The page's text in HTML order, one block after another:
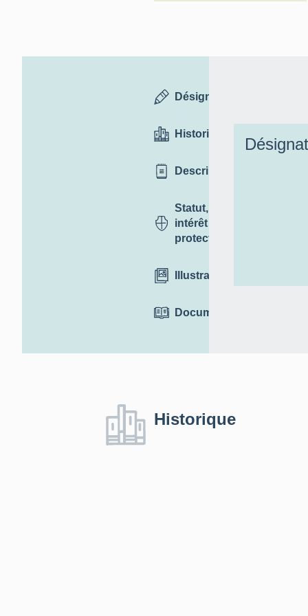
Désignation
Historique
Description
Statut,
intérêt et
protection
Illustrations
Documentation
Historique